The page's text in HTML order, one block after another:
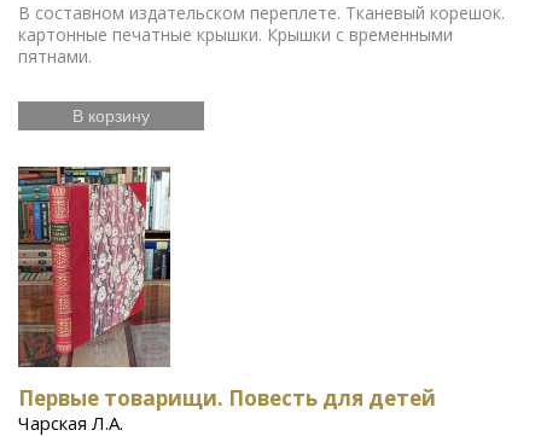
В составном издательском переплете. Тканевый корешок.
картонные печатные крышки. Крышки с временными
пятнами.
В корзину
Первые товарищи. Повесть для детей
Чарская Л.А.